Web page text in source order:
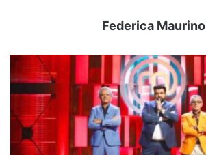
Federica Maurino